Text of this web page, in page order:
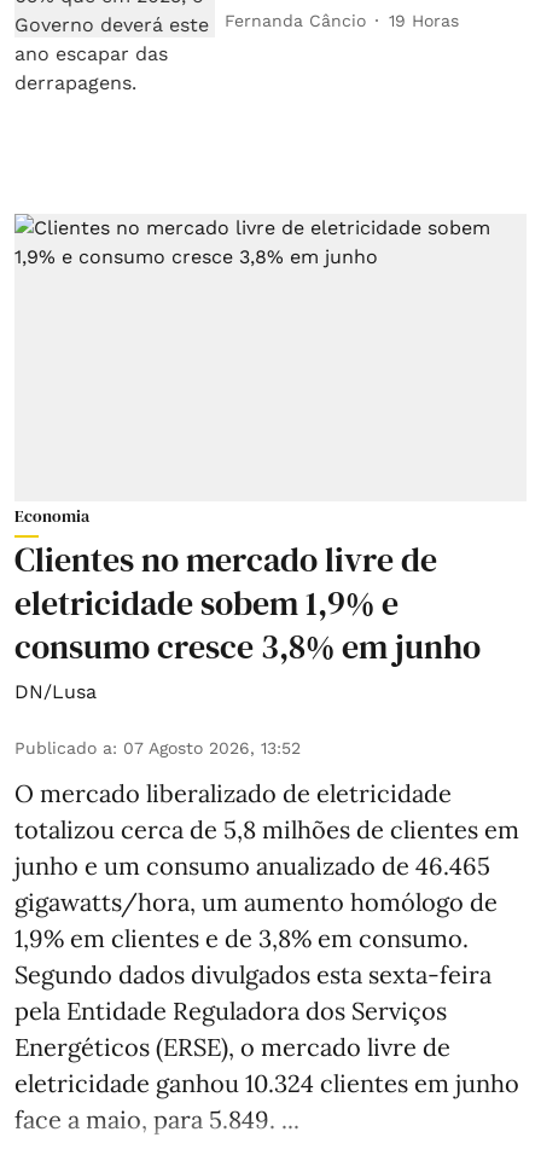
Fernanda Câncio 19 Horas
Economia
Clientes no mercado livre de
eletricidade sobem 1,9% e
consumo cresce 3,8% em junho
DN/Lusa
Publicado a: 07 Agosto 2026, 13:52
O mercado liberalizado de eletricidade
totalizou cerca de 5,8 milhões de clientes em
junho e um consumo anualizado de 46.465
gigawatts/hora, um aumento homólogo de
1,9% em clientes e de 3,8% em consumo.
Segundo dados divulgados esta sexta-feira
pela Entidade Reguladora dos Serviços
Energéticos (ERSE), o mercado livre de
eletricidade ganhou 10.324 clientes em junho
face a maio, para 5.849. ...